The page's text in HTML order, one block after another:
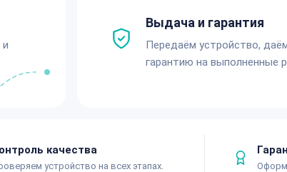
Выдача и гарантия
Передаём устройство,
гарантию на выполненные
качества
устройство на всех этапах.